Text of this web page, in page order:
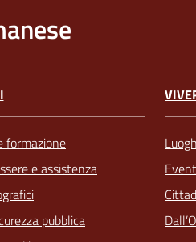
formazione
e assistenza
pubblica